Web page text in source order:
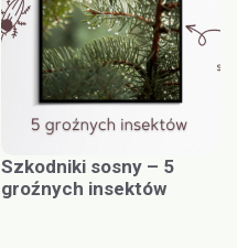
Szkodniki sosny – 5
groźnych insektów